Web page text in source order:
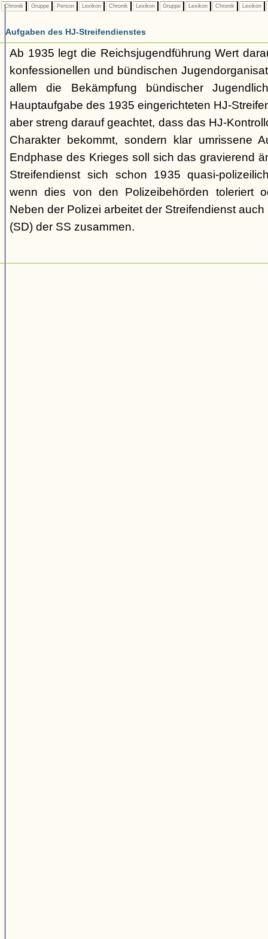
Chronik Gruppe Person Lexikon Chronik Lexikon Gruppe Lexikon Chronik Lexikon
Aufgaben des HJ-Streifendienstes
Ab 1935 legt die Reichsjugendführung Wert
konfessionellen und bündischen
allem die Bekämpfung bündischer
Hauptaufgabe des 1935 eingerichteten HJ-
aber streng darauf geachtet, dass das HJ-
Charakter bekommt, sondern klar umrissene
Endphase des Krieges soll sich das gravierend
Streifendienst sich schon 1935 quasi-
wenn dies von den Polizeibehörden toleriert
Neben der Polizei arbeitet der Streifendienst
(SD) der SS zusammen.